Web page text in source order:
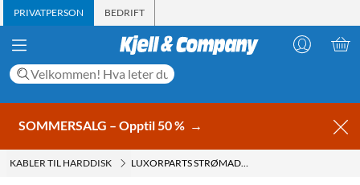
PRIVATPERSON BEDRIFT
SOMMERSALG – Opptil 50 % →
KABLER TIL HARDDISK LUXORPARTS STRØMADAPTER MOLEX TIL SATA – MOLEX 4-PIN